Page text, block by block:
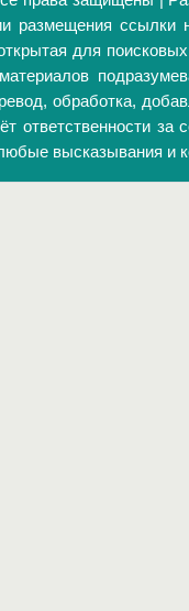
размещения ссылки
для
обработка,
ответственности
высказывания и